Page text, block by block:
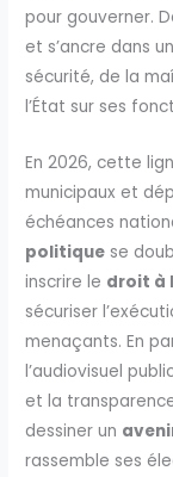
pour gouverner.
et s’ancre dans
sécurité, de la
l’État sur ses
En 2026, cette
municipaux et
échéances
politique se
inscrire le droit à
sécuriser
menaçants. En
l’audiovisuel
et la
dessiner un
rassemble ses